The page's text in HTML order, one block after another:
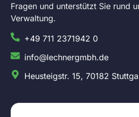
Fragen und unterstützt Sie rund
Verwaltung.
+49 711 2371942 0
info@lechnergmbh.de
Heusteigstr. 15, 70182